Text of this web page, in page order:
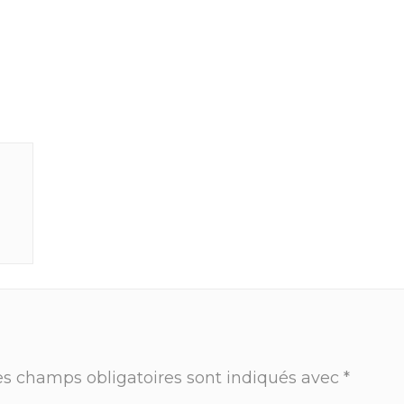
champs obligatoires sont indiqués avec*